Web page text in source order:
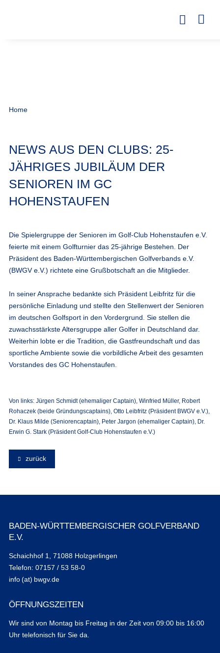
Home
NEWS AUS DEN CLUBS: 25-
JÄHRIGES JUBILÄUM DER
SENIOREN IM GC
HOHENSTAUFEN
Die Spielergruppe der Senioren im Golf-Club Hohenstaufen e.V.
feierte mit einem Golfturnier das 25-jährige Bestehen. Der
Präsident des Baden-Württembergischen Golfverbands e.V.
(BWGV e.V.) richtete eine Grußbotschaft an die Mitglieder.
In seiner Ansprache bedankte sich Präsident Leibfritz für die
persönliche Einladung und stellte den Stellenwert der Senioren
im deutschen Golfsport in den Vordergrund. Sie stellen die
zuwachsstärkste Altersgruppe aller Golfer in Deutschland dar.
Weiterhin lobte er die Tradition, die Gastfreundschaft und das
sportliche Ambiente sowie die vorbildliche Arbeit des gesamten
Vorstandes des GC Hohenstaufen.
Von links: Jürgen Schmidt (ehemaliger Captain), Winfried Müller, Robert
Rohaczek (beide Gründungscaptains), Otto Leibfritz (Präsident BWGV e.V.),
Dr. Klaus Milde (Seniorencaptain), Peter Jargon (ehemaliger Captain), Dr.
Erwin G. Stark (Präsident Golf-Club Hohenstaufen e.V.)
zurück
BADEN-WÜRTTEMBERGISCHER GOLFVERBAND
E.V.
Schaichhof 1, 71088 Holzgerlingen
Telefon: 07157 / 53 58-0
info (at) bwgv.de
ÖFFNUNGSZEITEN
Wir sind von Montag bis Freitag in der Zeit von 09:00 bis 16:00
Uhr telefonisch für Sie da.